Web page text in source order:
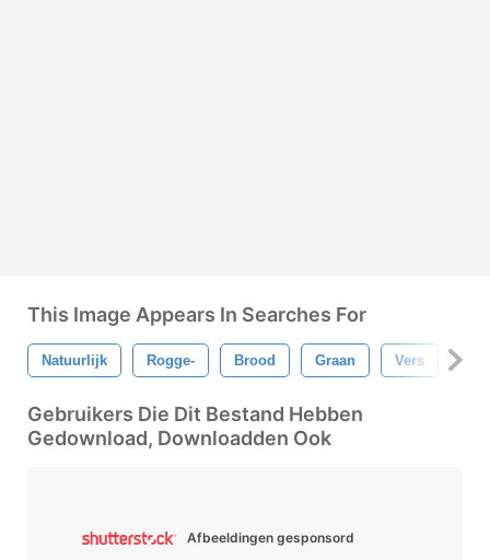
This Image Appears In Searches For
Natuurlijk Rogge- Brood Graan Vers
Gebruikers Die Dit Bestand Hebben
Gedownload, Downloadden Ook
Afbeeldingen gesponsord